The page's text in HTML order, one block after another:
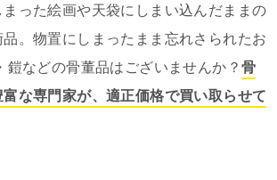
った絵画や天袋にしまい込んだままの
。物置にしまったまま忘れさられたお
鎧などの骨董品はございませんか？ 骨
な専門家が、適正価格で買い取らせて